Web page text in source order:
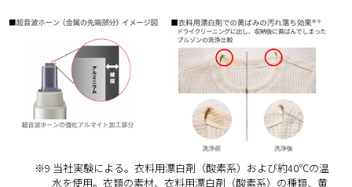
※9 当社実験による。衣料用漂白剤（酸素系）および約40℃の温
水を使用。衣類の素材、衣料用漂白剤（酸素系）の種類、黄